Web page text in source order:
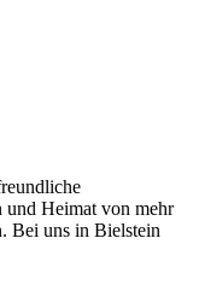
und Heimat von mehr
Bei uns in Bielstein